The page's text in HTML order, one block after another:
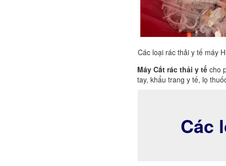
Các loại rác thải y tế máy
Máy Cắt rác thải y tế cho
tay, khẩu trang y tế, lọ
Các